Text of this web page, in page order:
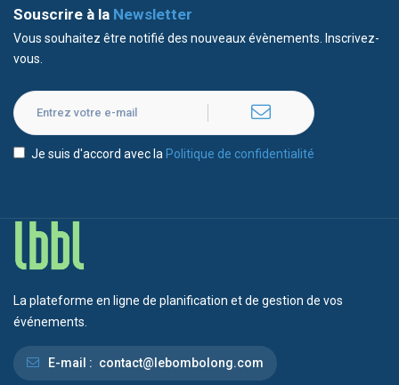
Souscrire à la Newsletter
Vous souhaitez être notifié des nouveaux évènements. Inscrivez-
vous.
Je suis d'accord avec la Politique de confidentialité
La plateforme en ligne de planification et de gestion de vos
événements.
E-mail : contact@lebombolong.com